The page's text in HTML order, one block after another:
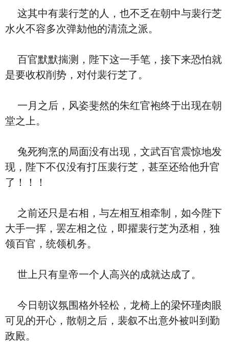
这其中有裴行芝的人，也不乏在朝中与裴行芝
水火不容多次弹劾他的清流之派。
百官默默揣测，陛下这一手笔，接下来恐怕就
是要收权削势，对付裴行芝了。
一月之后，风姿斐然的朱红官袍终于出现在朝
堂之上。
兔死狗烹的局面没有出现，文武百官震惊地发
现，陛下不仅没有打压裴行芝，甚至还给他升官
了！！！
之前还只是右相，与左相互相牵制，如今陛下
大手一挥，罢左相之位，即擢裴行芝为丞相，独
领百官，统领机务。
世上只有皇帝一个人高兴的成就达成了。
今日朝议氛围格外轻松，龙椅上的梁怀瑾肉眼
可见的开心，散朝之后，裴叙不出意外被叫到勤
政殿。